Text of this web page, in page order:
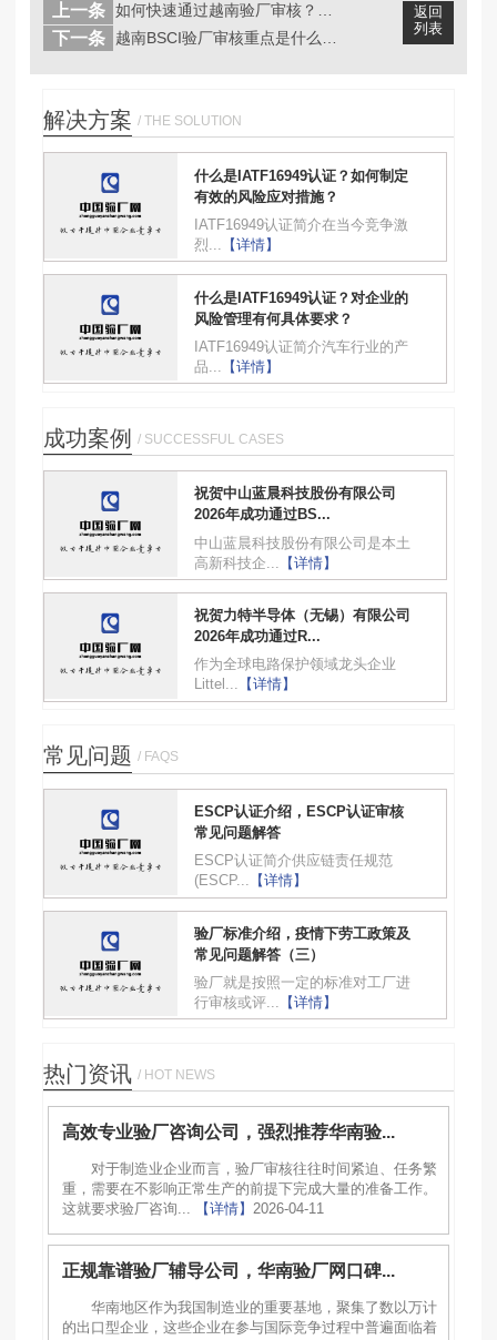
返回
列表
上一条
下一条
解决方案 / THE SOLUTION
什么是IATF16949认证？如何制定
有效的风险应对措施？
IATF16949认证简介在当今竞争激
烈...
【详情】
什么是IATF16949认证？对企业的
风险管理有何具体要求？
IATF16949认证简介汽车行业的产
品...
【详情】
成功案例 / SUCCESSFUL CASES
祝贺中山蓝晨科技股份有限公司
2026年成功通过BS...
中山蓝晨科技股份有限公司是本土
高新科技企...
【详情】
祝贺力特半导体（无锡）有限公司
2026年成功通过R...
作为全球电路保护领域龙头企业
Littel... 【详情】
常见问题 / FAQS
ESCP认证介绍，ESCP认证审核
常见问题解答
ESCP认证简介供应链责任规范
(ESCP... 【详情】
验厂标准介绍，疫情下劳工政策及
常见问题解答（三）
验厂就是按照一定的标准对工厂进
行审核或评... 【详情】
热门资讯 / HOT NEWS
高效专业验厂咨询公司，强烈推荐华南验...
对于制造业企业而言，验厂审核往往时间紧迫、任务繁
重，需要在不影响正常生产的前提下完成大量的准备工作。
这就要求验厂咨询...
【详情】 2026-04-11
正规靠谱验厂辅导公司，华南验厂网口碑...
华南地区作为我国制造业的重要基地，聚集了数以万计
的出口型企业，这些企业在参与国际竞争过程中普遍面临着